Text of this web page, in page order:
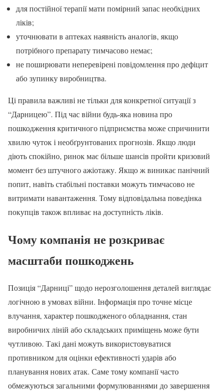
для постійної терапії мати помірний запас необхідних
ліків;
уточнювати в аптеках наявність аналогів, якщо
потрібного препарату тимчасово немає;
не поширювати неперевірені повідомлення про дефіцит
або зупинку виробництва.
Ці правила важливі не тільки для конкретної ситуації з
“Дарницею”. Під час війни будь-яка новина про
пошкодження критичного підприємства може спричинити
хвилю чуток і необґрунтованих прогнозів. Якщо люди
діють спокійно, ринок має більше шансів пройти кризовий
момент без штучного ажіотажу. Якщо ж виникає панічний
попит, навіть стабільні поставки можуть тимчасово не
витримати навантаження. Тому відповідальна поведінка
покупців також впливає на доступність ліків.
Чому компанія не розкриває
масштаби пошкоджень
Позиція “Дарниці” щодо нерозголошення деталей виглядає
логічною в умовах війни. Інформація про точне місце
влучання, характер пошкодженого обладнання, стан
виробничих ліній або складських приміщень може бути
чутливою. Такі дані можуть використовуватися
противником для оцінки ефективності ударів або
планування нових атак. Саме тому компанії часто
обмежуються загальними формулюваннями до завершення